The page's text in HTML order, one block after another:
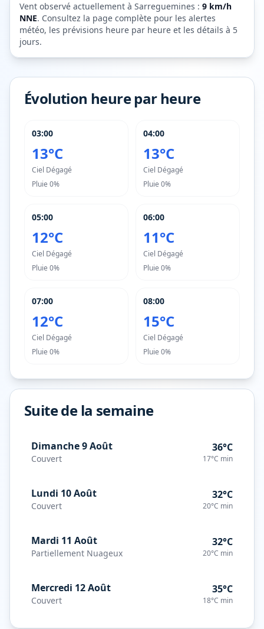
Vent observé actuellement à Sarreguemines : 9 km/h
NNE. Consultez la page complète pour les alertes
météo, les prévisions heure par heure et les détails à 5
jours.
Évolution heure par heure
03:00
13°C
Ciel Dégagé
Pluie 0%
04:00
13°C
Ciel Dégagé
Pluie 0%
05:00
12°C
Ciel Dégagé
Pluie 0%
06:00
11°C
Ciel Dégagé
Pluie 0%
07:00
12°C
Ciel Dégagé
Pluie 0%
08:00
15°C
Ciel Dégagé
Pluie 0%
Suite de la semaine
Dimanche 9 Août
Couvert
36°C
17°C min
Lundi 10 Août
Couvert
32°C
20°C min
Mardi 11 Août
Partiellement Nuageux
32°C
20°C min
Mercredi 12 Août
Couvert
35°C
18°C min